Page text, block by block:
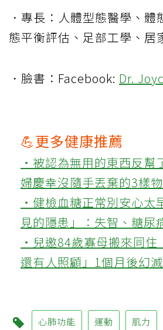
．專長：人體型態醫學、體
態平衡評估、足部工學、居
．臉書：Facebook: Dr.
💪更多健康推薦
‧被認為無用的東西反幫
婦慶幸沒隨手丟棄的3樣
‧健檢血糖正常別安心太
見的隱患」：失智、糖尿
‧兒邀84歲寡母搬來同住
還有人照顧」1個月後幻
心肺功能 運動 肌力